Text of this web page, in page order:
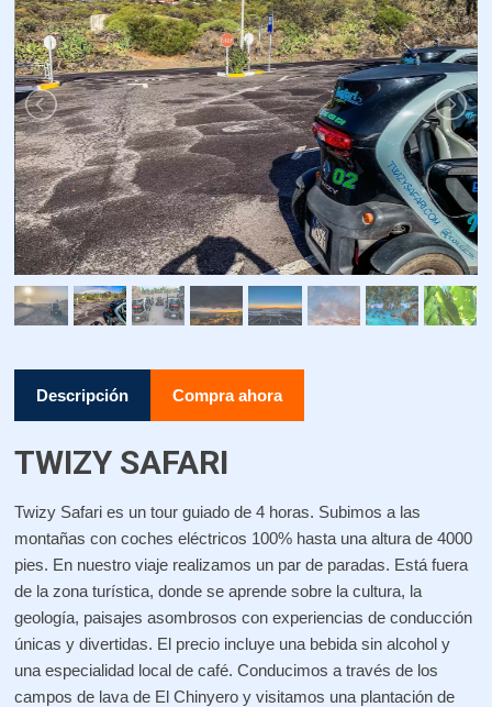
Descripción Compra ahora
TWIZY SAFARI
Twizy Safari es un tour guiado de 4 horas. Subimos a las
montañas con coches eléctricos 100% hasta una altura de 4000
pies. En nuestro viaje realizamos un par de paradas. Está fuera
de la zona turística, donde se aprende sobre la cultura, la
geología, paisajes asombrosos con experiencias de conducción
únicas y divertidas. El precio incluye una bebida sin alcohol y
una especialidad local de café. Conducimos a través de los
campos de lava de El Chinyero y visitamos una plantación de